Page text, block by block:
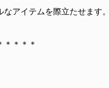
アイテムを際立たせます。
＊＊＊＊